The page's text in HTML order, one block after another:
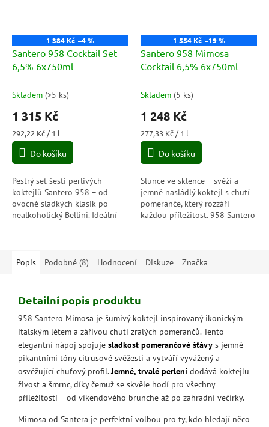
1 384 Kč –4 %
Santero 958 Cocktail Set
6,5% 6x750ml
Skladem (>5 ks)
1 315 Kč
Měrná
cena:
292,22 Kč / 1 l
Do košíku
Pestrý set šesti perlivých
koktejlů Santero 958 – od
ovocně sladkých klasik po
nealkoholický Bellini. Ideální
1 554 Kč –19 %
Santero 958 Mimosa
Cocktail 6,5% 6x750ml
Skladem (5 ks)
1 248 Kč
Měrná
cena:
277,33 Kč / 1 l
Do košíku
Slunce ve sklence – svěží a
jemně nasládlý koktejl s chutí
pomeranče, který rozzáří
každou příležitost. 958 Santero
Popis
Podobné (8) Hodnocení Diskuze Značka
Detailní popis produktu
958 Santero Mimosa je šumivý koktejl inspirovaný ikonickým
italským létem a zářivou chutí zralých pomerančů. Tento
elegantní nápoj spojuje sladkost pomerančové šťávy s jemně
pikantními tóny citrusové svěžesti a vytváří vyvážený a
osvěžující chuťový profil.Jemné, trvalé perlení dodává koktejlu
živost a šmrnc, díky čemuž se skvěle hodí pro všechny
příležitosti – od víkendového brunche až po zahradní večírky.
Mimosa od Santera je perfektní volbou pro ty, kdo hledají něco